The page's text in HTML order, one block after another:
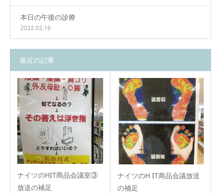
本日の午後の診療
2022.02.16
最近の記事
ナイツのHIT商品会議室③
放送の補足
ナイツのH IT商品会議放送
の補足